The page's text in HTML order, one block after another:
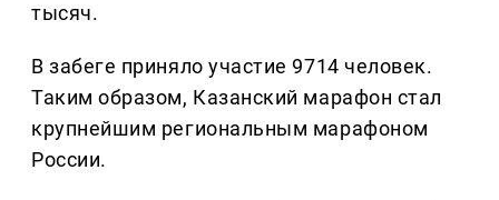
тысяч.
В забеге приняло участие 9714 человек.
Таким образом, Казанский марафон стал
крупнейшим региональным марафоном
России.